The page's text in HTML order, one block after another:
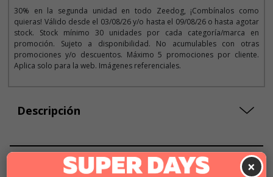
30% en la segunda unidad en todo Zeedog, ¡Combínalos como
quieras! Válido desde el 03/08/26 y/o hasta el 09/08/26 o hasta agotar
stock. Stock mínimo 30 unidades por cada categoría/marca en
promoción. Sujeto a disponibilidad. No acumulables con otras
promociones y/o descuentos. Máximo 5 promociones por cliente.
Aplica solo para la web. Imágenes referenciales.
Descripción
Seleccionar Formato
×